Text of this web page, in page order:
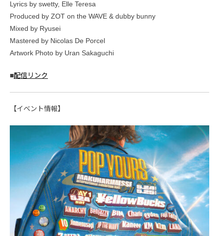
Lyrics by swetty, Elle Teresa
Produced by ZOT on the WAVE & dubby bunny
Mixed by Ryusei
Mastered by Nicolas De Porcel
Artwork Photo by Uran Sakaguchi
■配信リンク
【イベント情報】